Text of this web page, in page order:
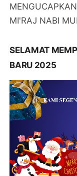
MI'RAJ NABI
SELAMAT
BARU 2025